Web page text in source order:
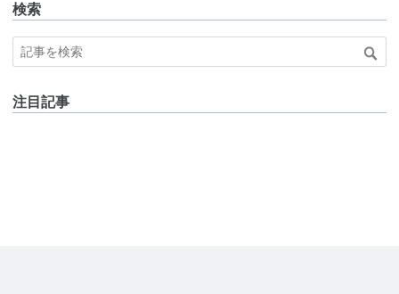
検索
注目記事